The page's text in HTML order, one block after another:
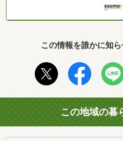
この情報を誰かに知
この地域の暮